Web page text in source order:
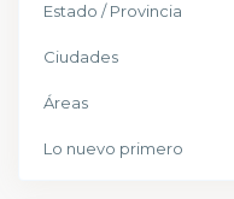
Estado / Provincia
Ciudades
Áreas
Lo nuevo primero